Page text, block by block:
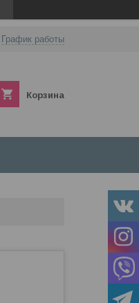
График работы
Корзина